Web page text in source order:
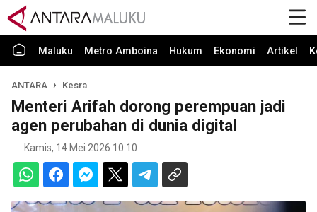
Maluku Metro Amboina Hukum Ekonomi Artikel
ANTARA Kesra
Menteri Arifah dorong perempuan jadi
agen perubahan di dunia digital
Kamis, 14 Mei 2026 10:10